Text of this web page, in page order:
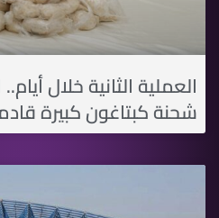
العملية الثانية خلال
شحنة كبتاغون كبيرة